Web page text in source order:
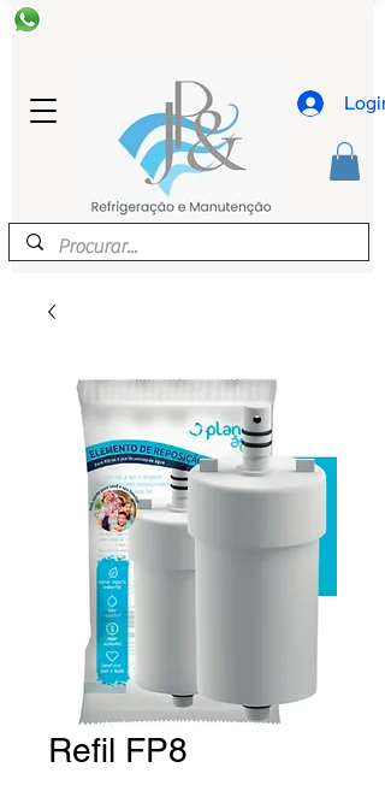
Login
Refil FP8